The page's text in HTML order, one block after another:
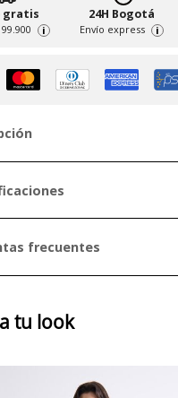
gratis
i
24H Bogotá
Envío express i
frecuentes
tu look